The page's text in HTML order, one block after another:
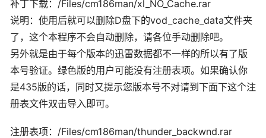
补丁下载：/Files/cm186man/xl_NO_Cache.rar
说明：使用后就可以删除D盘下的vod_cache_data文件夹
了，这个本程序不会自动删除，请各位手动删除吧。
另外就是由于每个版本的迅雷数据都不一样的所以有了版
本号验证。绿色版的用户可能没有注册表项。如果确认你
是435版的话，同时又提示您版本号不对请到下面下这个注
册表文件双击导入即可。
注册表项：/Files/cm186man/thunder_backwnd.rar